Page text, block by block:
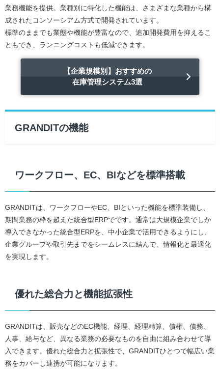
業務機能を提供。業種別に特化した機能は、さまざまな業種から構
成されたコンソーシアム方式で開発されています。
標準のままでも業態や機能が豊富なので、追加開発費用を抑えるこ
ともでき、ランニングコストも低減できます。
【企業規模別】おすすめの
在庫管理システム3選
GRANDITの機能
ワークフロー、EC、BIなどを標準搭載
GRANDITは、ワークフローやEC、BIといった機能を標準装備し、
期間業務の枠を超えた統合型ERPでです。通常は大規模企業でしか
導入できなかった統合型ERPを、中小企業で活用できるようにし、
企業グループや取引先までをシームレスに結んで、情報化と最適化
を実現します。
優れた総合力と機能拡張性
GRANDITは、販売などのEC機能、経理、経理精算、債権、債務、
人事、給与など、異なる業務の必要なものを自由に組み合わせて導
入できます。優れた総合力と拡張性で、GRANDITひとつで幅広い業
務をカバーし連携が可能になります。